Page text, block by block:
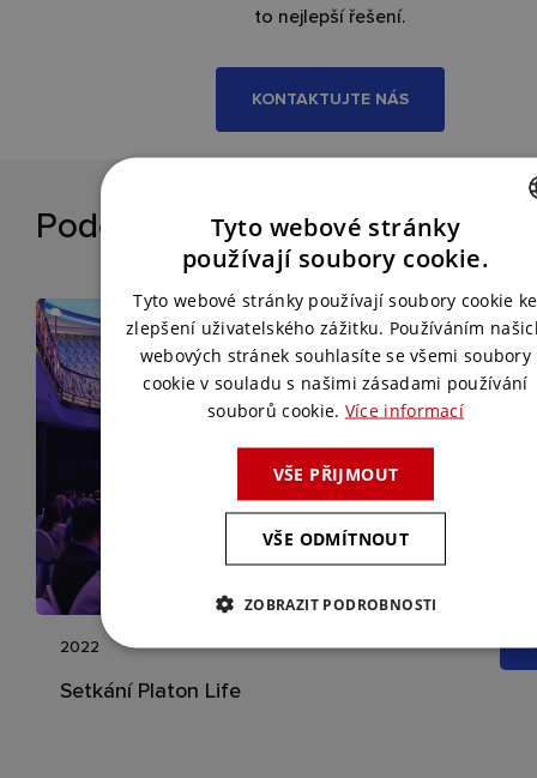
to nejlepší řešení.
KONTAKTUJTE NÁS
Podobné reference
2022
Setkání Platon Life
ENGLISH
Tyto webové stránky
používají soubory cookie.
Tyto webové stránky používají soubory cookie ke
zlepšení uživatelského zážitku. Používáním
webových stránek souhlasíte se všemi soubory
cookie v souladu s našimi zásadami používání
souborů cookie. Více informací
VŠE PŘIJMOUT
VŠE ODMÍTNOUT
ZOBRAZIT PODROBNOSTI